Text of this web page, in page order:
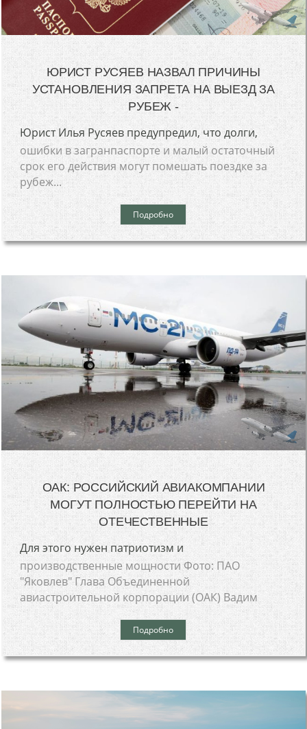
ЮРИСТ РУСЯЕВ НАЗВАЛ ПРИЧИНЫ
УСТАНОВЛЕНИЯ ЗАПРЕТА НА ВЫЕЗД ЗА
РУБЕЖ -
Юрист Илья Русяев предупредил, что долги,
ошибки в загранпаспорте и малый остаточный
срок его действия могут помешать поездке за
рубеж...
Подробно
ОАК: РОССИЙСКИЙ АВИАКОМПАНИИ
МОГУТ ПОЛНОСТЬЮ ПЕРЕЙТИ НА
ОТЕЧЕСТВЕННЫЕ
Для этого нужен патриотизм и
производственные мощности Фото: ПАО
"Яковлев" Глава Объединенной
авиастроительной корпорации (ОАК) Вадим
Подробно